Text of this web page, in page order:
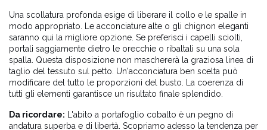
Una scollatura profonda esige di liberare il collo e le spalle in
modo appropriato. Le acconciature alte o gli chignon eleganti
saranno qui la migliore opzione. Se preferisci i capelli sciolti,
portali saggiamente dietro le orecchie o ribaltali su una sola
spalla. Questa disposizione non maschererà la graziosa linea di
taglio del tessuto sul petto. Un'acconciatura ben scelta può
modificare del tutto le proporzioni del busto. La coerenza di
tutti gli elementi garantisce un risultato finale splendido.
Da ricordare: L'abito a portafoglio cobalto è un pegno di
andatura superba e di libertà. Scopriamo adesso la tendenza per